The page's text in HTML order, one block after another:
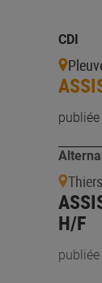
CDI
H/F